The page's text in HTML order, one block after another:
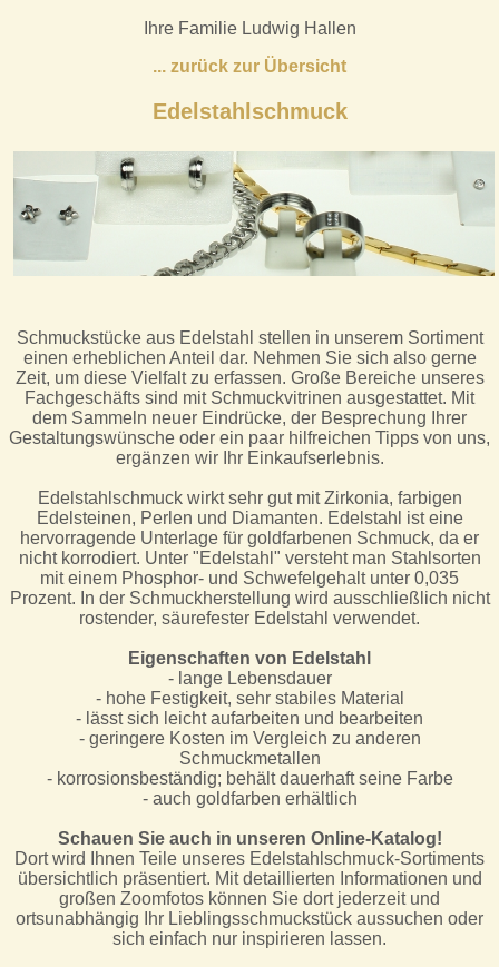
Ihre Familie Ludwig Hallen
... zurück zur Übersicht
Edelstahlschmuck
Schmuckstücke aus Edelstahl stellen in unserem Sortiment
einen erheblichen Anteil dar. Nehmen Sie sich also gerne
Zeit, um diese Vielfalt zu erfassen. Große Bereiche unseres
Fachgeschäfts sind mit Schmuckvitrinen ausgestattet. Mit
dem Sammeln neuer Eindrücke, der Besprechung Ihrer
Gestaltungswünsche oder ein paar hilfreichen Tipps von uns,
ergänzen wir Ihr Einkaufserlebnis.
Edelstahlschmuck wirkt sehr gut mit Zirkonia, farbigen
Edelsteinen, Perlen und Diamanten. Edelstahl ist eine
hervorragende Unterlage für goldfarbenen Schmuck, da er
nicht korrodiert. Unter "Edelstahl" versteht man Stahlsorten
mit einem Phosphor- und Schwefelgehalt unter 0,035
Prozent. In der Schmuckherstellung wird ausschließlich nicht
rostender, säurefester Edelstahl verwendet.
Eigenschaften von Edelstahl
- lange Lebensdauer
- hohe Festigkeit, sehr stabiles Material
- lässt sich leicht aufarbeiten und bearbeiten
- geringere Kosten im Vergleich zu anderen
Schmuckmetallen
- korrosionsbeständig; behält dauerhaft seine Farbe
- auch goldfarben erhältlich
Schauen Sie auch in unseren Online-Katalog!
Dort wird Ihnen Teile unseres Edelstahlschmuck-Sortiments
übersichtlich präsentiert. Mit detaillierten Informationen und
großen Zoomfotos können Sie dort jederzeit und
ortsunabhängig Ihr Lieblingsschmuckstück aussuchen oder
sich einfach nur inspirieren lassen.